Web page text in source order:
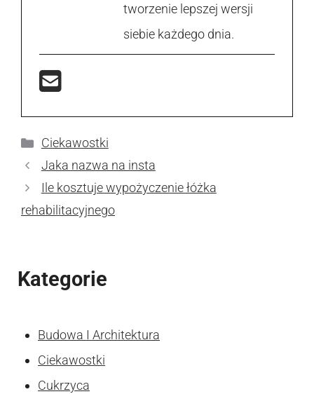
tworzenie lepszej wersji
siebie każdego dnia.
Kategorie
Ciekawostki
Jaka nazwa na insta
Ile kosztuje wypożyczenie łóżka
rehabilitacyjnego
Kategorie
Budowa I Architektura
Ciekawostki
Cukrzyca